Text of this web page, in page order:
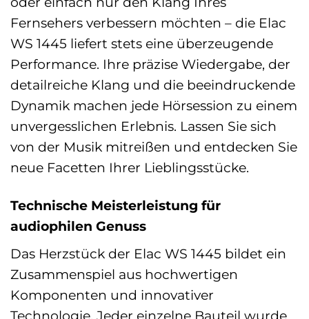
Fernsehers verbessern möchten – die Elac
WS 1445 liefert stets eine überzeugende
Performance. Ihre präzise Wiedergabe, der
detailreiche Klang und die beeindruckende
Dynamik machen jede Hörsession zu einem
unvergesslichen Erlebnis. Lassen Sie sich
von der Musik mitreißen und entdecken Sie
neue Facetten Ihrer Lieblingsstücke.
Technische Meisterleistung für
audiophilen Genuss
Das Herzstück der Elac WS 1445 bildet ein
Zusammenspiel aus hochwertigen
Komponenten und innovativer
Technologie. Jeder einzelne Bauteil wurde